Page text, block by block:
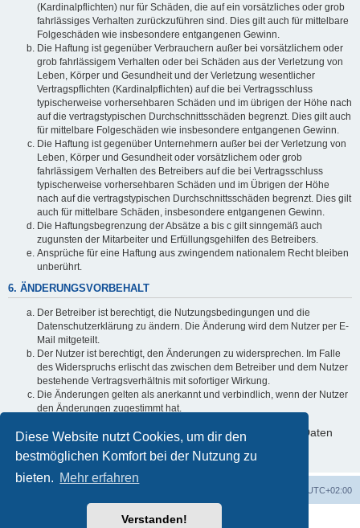
Diese Website nutzt Cookies, um dir den
bestmöglichen Komfort bei der Nutzung zu
bieten. Mehr erfahren
Verstanden!
(Kardinalpflichten) nur für Schäden, die auf ein vorsätzliches oder grob
fahrlässiges Verhalten zurückzuführen sind. Dies gilt auch für mittelbare
Folgeschäden wie insbesondere entgangenen Gewinn.
Die Haftung ist gegenüber Verbrauchern außer bei vorsätzlichem oder
grob fahrlässigem Verhalten oder bei Schäden aus der Verletzung von
Leben, Körper und Gesundheit und der Verletzung wesentlicher
Vertragspflichten (Kardinalpflichten) auf die bei Vertragsschluss
typischerweise vorhersehbaren Schäden und im übrigen der Höhe nach
auf die vertragstypischen Durchschnittsschäden begrenzt. Dies gilt auch
für mittelbare Folgeschäden wie insbesondere entgangenen Gewinn.
Die Haftung ist gegenüber Unternehmern außer bei der Verletzung von
Leben, Körper und Gesundheit oder vorsätzlichem oder grob
fahrlässigem Verhalten des Betreibers auf die bei Vertragsschluss
typischerweise vorhersehbaren Schäden und im Übrigen der Höhe
nach auf die vertragstypischen Durchschnittsschäden begrenzt. Dies gilt
auch für mittelbare Schäden, insbesondere entgangenen Gewinn.
Die Haftungsbegrenzung der Absätze a bis c gilt sinngemäß auch
zugunsten der Mitarbeiter und Erfüllungsgehilfen des Betreibers.
Ansprüche für eine Haftung aus zwingendem nationalem Recht bleiben
unberührt.
6. ÄNDERUNGSVORBEHALT
Der Betreiber ist berechtigt, die Nutzungsbedingungen und die
Datenschutzerklärung zu ändern. Die Änderung wird dem Nutzer per E-
Mail mitgeteilt.
Der Nutzer ist berechtigt, den Änderungen zu widersprechen. Im Falle
des Widerspruchs erlischt das zwischen dem Betreiber und dem Nutzer
bestehende Vertragsverhältnis mit sofortiger Wirkung.
Die Änderungen gelten als anerkannt und verbindlich, wenn der Nutzer
den Änderungen zugestimmt hat.
Informationen über den Umgang mit deinen persönlichen Daten
sind in der Datenschutzerklärung enthalten.
UTC+02:00
Powered byphpBB® Forum Software © phpBB Limited